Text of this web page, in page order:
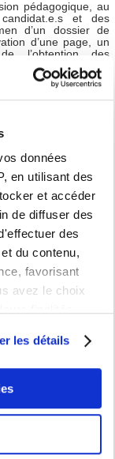
données
en utilisant des
et accéder
de diffuser des
des
du contenu,
favorisant
avez le choix
aux cookies
:
à plusieurs
les détails
pédagogique, au
et des
d’un dossier de
d’une page, un
l’obtention des
de notes
:
taking into
and capacity, on the
of motivation, a
les formations de la
page